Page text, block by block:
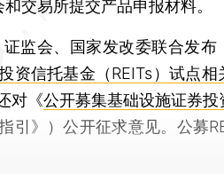
交易所提交产品申报材料。
会、国家发改委联合发布
资信托基金（REITs）试点相
对《公开募集基础设施证券投
引》）公开征求意见。公募